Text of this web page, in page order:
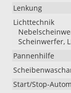
Lenkung
Lichttechnik
Scheinwerfer,
Pannenhilfe
Start/Stop-